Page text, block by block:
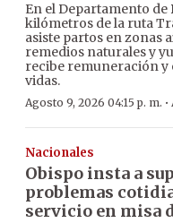
En el Departamento de
kilómetros de la ruta
asiste partos en zonas
remedios naturales y
recibe remuneración y
vidas.
Agosto 9, 2026 04:15 p. m. ·
Nacionales
Obispo insta a
problemas
servicio en misa